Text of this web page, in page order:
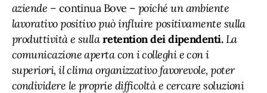
aziende – continua Bove – poiché un ambiente
lavorativo positivo può influire positivamente sulla
produttività e sullaretention dei dipendenti.La
comunicazione aperta con i colleghi e con i
superiori, il clima organizzativo favorevole, poter
condividere le proprie difficoltà e cercare soluzioni